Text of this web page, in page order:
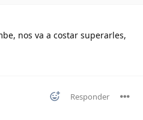
nos va a costar superarles,
Responder